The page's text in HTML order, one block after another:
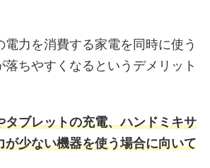
電力を消費する家電を同時に使う
落ちやすくなるというデメリット
タブレットの充電、ハンドミキサ
が少ない機器を使う場合に向いて